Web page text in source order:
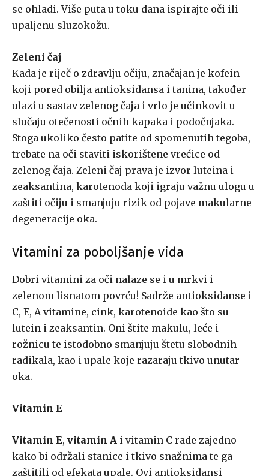
se ohladi. Više puta u toku dana ispirajte oči ili
upaljenu sluzokožu.
Zeleni čaj
Kada je riječ o zdravlju očiju, značajan je kofein
koji pored obilja antioksidansa i tanina, također
ulazi u sastav zelenog čaja i vrlo je učinkovit u
slučaju otečenosti očnih kapaka i podočnjaka.
Stoga ukoliko često patite od spomenutih tegoba,
trebate na oči staviti iskorištene vrećice od
zelenog čaja. Zeleni čaj prava je izvor luteina i
zeaksantina, karotenoda koji igraju važnu ulogu u
zaštiti očiju i smanjuju rizik od pojave makularne
degeneracije oka.
Vitamini za poboljšanje vida
Dobri vitamini za oči nalaze se i u mrkvi i
zelenom lisnatom povrću! Sadrže antioksidanse i
C, E, A vitamine, cink, karotenoide kao što su
lutein i zeaksantin. Oni štite makulu, leće i
rožnicu te istodobno smanjuju štetu slobodnih
radikala, kao i upale koje razaraju tkivo unutar
oka.
Vitamin E
Vitamin E, vitamin A i vitamin C rade zajedno
kako bi održali stanice i tkivo snažnima te ga
zaštitili od efekata upale. Ovi antioksidansi